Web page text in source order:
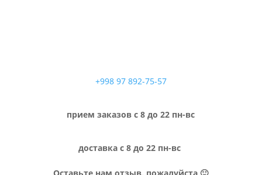
+998 97 892-75-57
прием заказов с 8 до 22 пн-вс
доставка с 8 до 22 пн-вс